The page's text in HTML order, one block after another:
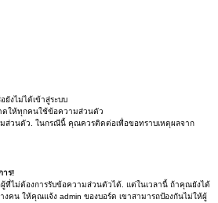
งไม่ได้เข้าสู่ระบบ
ตให้ทุกคนใช้ข้อความส่วนตัว
วนตัว. ในกรณีนี้ คุณควรติดต่อเพื่อขอทราบเหตุผลจาก
าร!
ที่ไม่ต้องการรับข้อความส่วนตัวได้. แต่ในเวลานี้ ถ้าคุณยังได้
คน ให้คุณแจ้ง admin ของบอร์ด เขาสามารถป้องกันไม่ให้ผู้